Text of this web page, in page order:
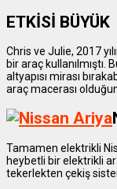
ETKİSİ BÜYÜK
Chris ve Julie, 2017
bir araç
altyapısı mirası
araç macerası
Tamamen elektrikli
heybetli bir elektrikli
tekerlekten çekiş